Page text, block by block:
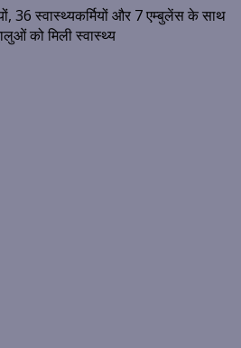
36 स्वास्थ्यकर्मियों और 7 एम्बुलेंस के साथ
को मिली स्वास्थ्य